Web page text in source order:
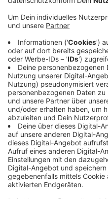
Immer auf
Verpass' nichts mehr -